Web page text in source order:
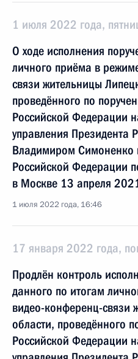
1 июля 2022 года,
О ходе исполнения
личного приёма в
связи жительницы
проведённого по
Российской Федерации
управления Президента
Владимиром Симоненко
Российской Федерации
в Москве 13 апреля
1 июля 2022 года, 16:46
17 января 2022 года,
Продлён контроль
данного по итогам
видео-конференц-связи
области, проведённого
Российской Федерации